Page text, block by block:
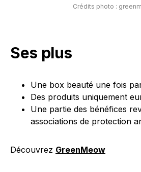
Crédits photo :
Ses plus
Une box beauté une fois
Des produits uniquement
Une partie des bénéfices
associations de protection
Découvrez GreenMeow